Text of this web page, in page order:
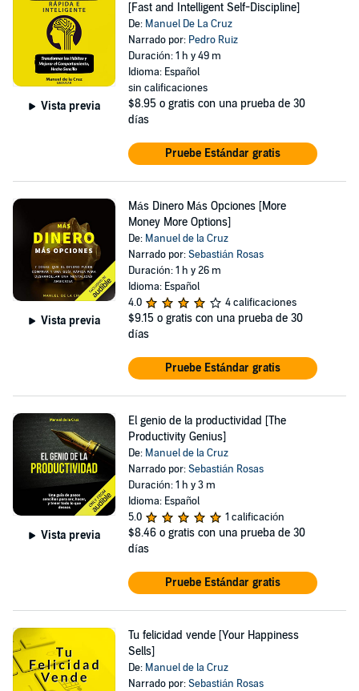
Vista previa
[Fast and Intelligent Self-Discipline]
De: Manuel De La Cruz
Narrado por: Pedro Ruiz
Duración: 1 h y 49 m
Idioma: Español
sin calificaciones
$8.95 o gratis con una prueba de 30
días
Pruebe Estándar gratis
Vista previa
Más Dinero Más Opciones [More
Money More Options]
De: Manuel de la Cruz
Narrado por:Sebastián Rosas
Duración: 1 h y 26 m
Idioma: Español
4.0
4 calificaciones
$9.15 o gratis con una prueba de 30
días
Pruebe Estándar gratis
Vista previa
El genio de la productividad [The
Productivity Genius]
De: Manuel de la Cruz
Narrado por:Sebastián Rosas
Duración: 1 h y 3 m
Idioma: Español
5.0
1 calificación
$8.46 o gratis con una prueba de 30
días
Pruebe Estándar gratis
Tu felicidad vende [Your Happiness
Sells]
De: Manuel de la Cruz
Narrado por:Sebastián Rosas